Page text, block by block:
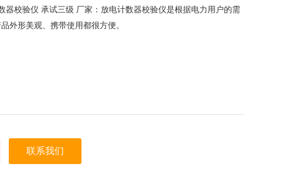
器校验仪 承试三级 厂家：放电计数器校验仪是根据电力用户的需
外形美观、携带使用都很方便。
联系我们